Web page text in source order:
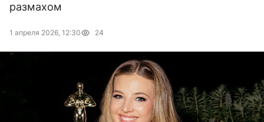
размахом
1 апреля 2026, 12:30 24